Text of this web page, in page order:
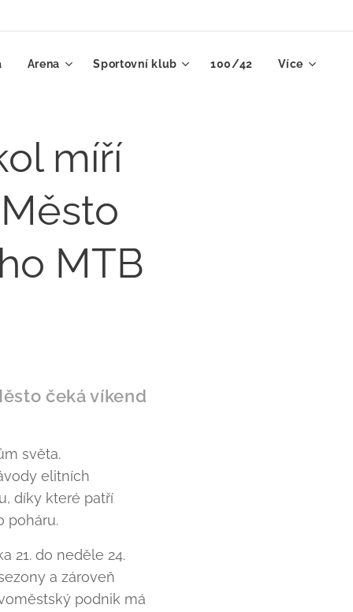
Arena Sportovní klub 100/42 Více
míří
MTB
čeká víkend
světa.
elitních
díky které patří
poháru.
21. do neděle 24.
a zároveň
podnik má